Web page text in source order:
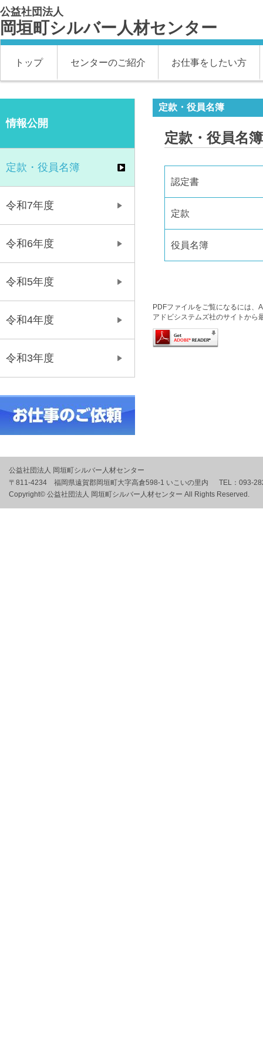
公益社団法人
岡垣町シルバー人材センター
トップ センターのご紹介 お仕事をしたい方
定款・役員名簿
定款・役員名簿
認定書
定款
役員名簿
PDFファイルをご覧になるには
アドビシステムズ社のサイトから
情報公開
定款・役員名簿
令和7年度
令和6年度
令和5年度
令和4年度
令和3年度
公益社団法人 岡垣町シルバー人材センター
〒811-4234 福岡県遠賀郡岡垣町大字高倉598-1 いこいの里内
TEL： 093-
Copyright© 公益社団法人 岡垣町シルバー人材センター All Rights Reserved.